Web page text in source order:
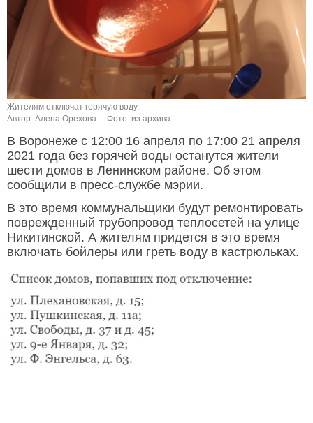
Жителям отключат горячую воду.
Автор: Алена Орехова.
Фото: из архива.
В Воронеже с 12:00 16 апреля по 17:00 21 апреля
2021 года без горячей воды останутся жители
шести домов в Ленинском районе. Об этом
сообщили в пресс-службе мэрии.
В это время коммунальщики будут ремонтировать
поврежденный трубопровод теплосетей на улице
Никитинской. А жителям придется в это время
включать бойлеры или греть воду в кастрюльках.